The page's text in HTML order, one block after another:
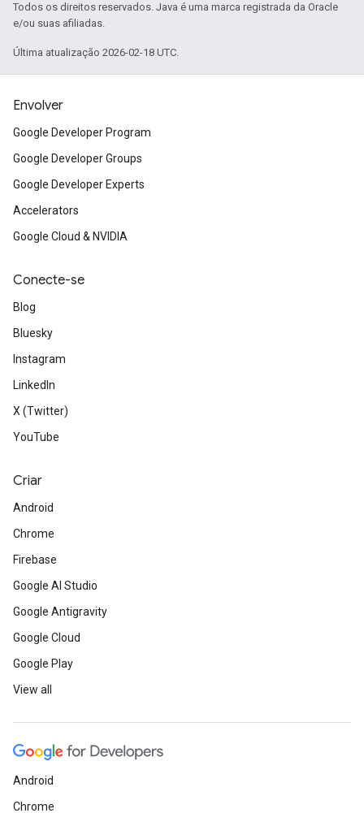
Todos os direitos reservados. Java é uma marca registrada da Oracle
e/ou suas afiliadas.
Última atualização 2026-02-18 UTC.
Envolver
Google Developer Program
Google Developer Groups
Google Developer Experts
Accelerators
Google Cloud & NVIDIA
Conecte-se
Blog
Bluesky
Instagram
LinkedIn
X (Twitter)
YouTube
Criar
Android
Chrome
Firebase
Google AI Studio
Google Antigravity
Google Cloud
Google Play
View all
Android
Chrome